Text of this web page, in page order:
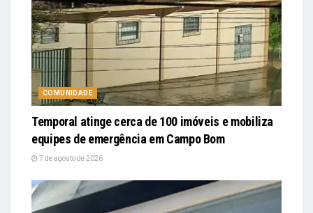
COMUNIDADE
Temporal atinge cerca de 100 imóveis e mobiliza
equipes de emergência em Campo Bom
7 de agosto de 2026